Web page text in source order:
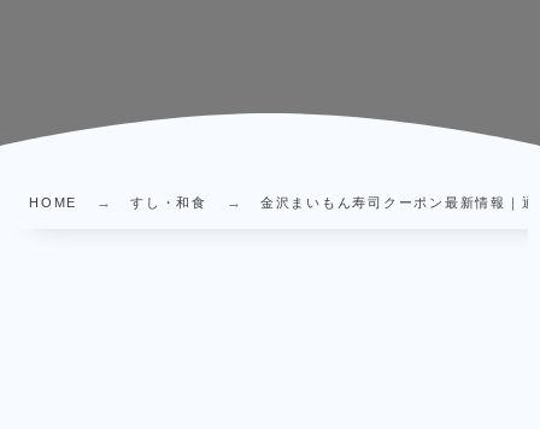
HOME すし・和食 金沢まいもん寿司クーポン最新情報｜